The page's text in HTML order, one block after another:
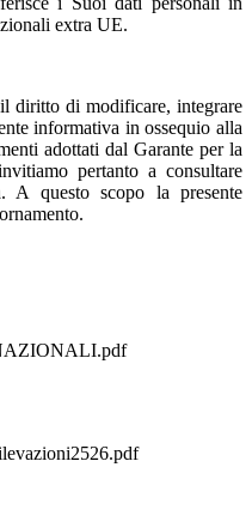
extra UE.
diritto di modificare, integrare
informativa in ossequio alla
adottati dal Garante per la
pertanto a consultare
A questo scopo la presente